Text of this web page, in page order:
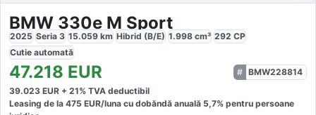
BMW 330e M Sport
2025 Seria 3 15.059 km Hibrid (B/E) 1.998 cm³ 292 CP
Cutie automată
47.218 EUR
BMW228814
39.023 EUR + 21% TVA deductibil
Leasing de la 475 EUR/luna cu dobăndă anuală 5,7% pentru persoane